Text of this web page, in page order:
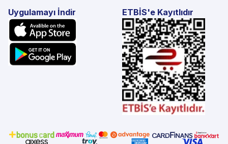
Uygulamayı İndir ETBİS'e Kayıtlıdır